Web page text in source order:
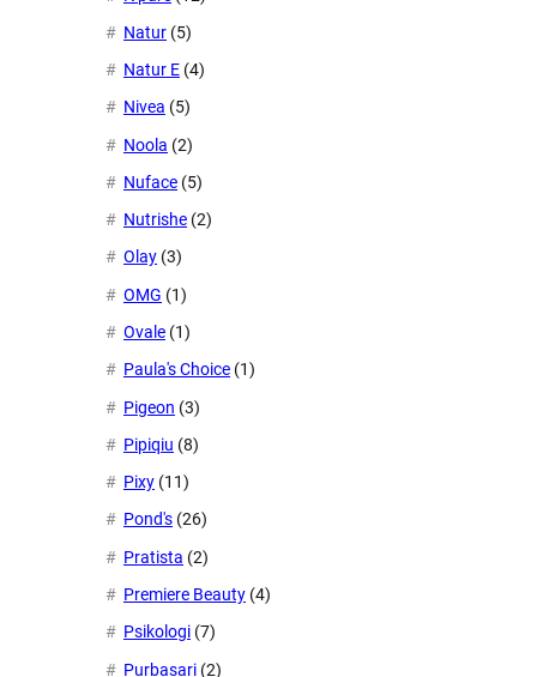
Natur (5)
Natur E (4)
Nivea (5)
Noola (2)
Nuface (5)
Nutrishe (2)
Olay (3)
OMG (1)
Ovale (1)
Paula's Choice (1)
Pigeon (3)
Pipiqiu (8)
Pixy (11)
Pond's (26)
Pratista (2)
Premiere Beauty (4)
Psikologi (7)
Purbasari (2)